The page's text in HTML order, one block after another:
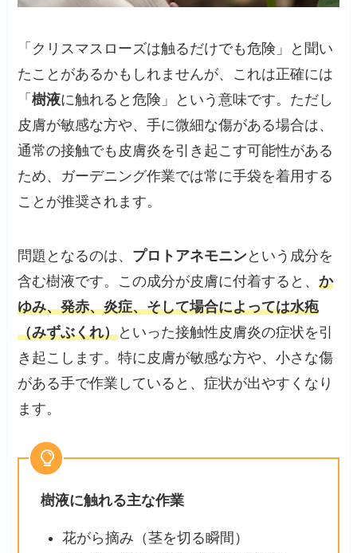
「クリスマスローズは触るだけでも危険」と聞い
たことがあるかもしれませんが、これは正確には
「樹液に触れると危険」という意味です。ただし
皮膚が敏感な方や、手に微細な傷がある場合は、
通常の接触でも皮膚炎を引き起こす可能性がある
ため、ガーデニング作業では常に手袋を着用する
ことが推奨されます。
問題となるのは、 プロトアネモニンという成分を
含む樹液です。この成分が皮膚に付着すると、か
ゆみ、発赤、炎症、そして場合によっては水疱
（みずぶくれ）といった接触性皮膚炎の症状を引
き起こします。特に皮膚が敏感な方や、小さな傷
がある手で作業していると、症状が出やすくなり
ます。
樹液に触れる主な作業
花がら摘み（茎を切る瞬間）